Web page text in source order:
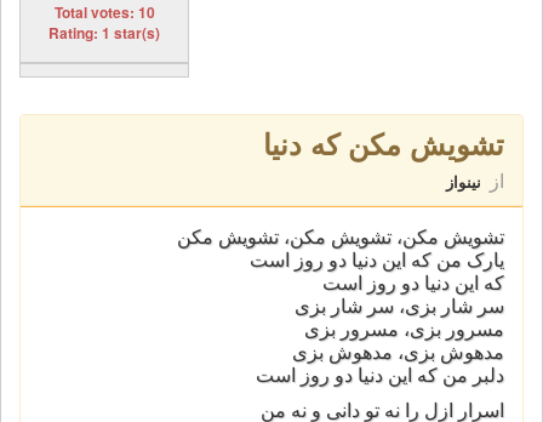
Total votes: 10
Rating: 1 star(s)
تشویش مکن که دنیا
از نینواز
تشویش مکن، تشویش مکن، تشویش مکن
یارک من که این دنیا دو روز است
که این دنیا دو روز است
سر شار بزی، سر شار بزی
مسرور بزی، مسرور بزی
مدهوش بزی، مدهوش بزی
دلبر من که این دنیا دو روز است
اسرار ازل را نه تو دانی و نه من